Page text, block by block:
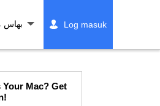
بهاس Log masuk
Mac? Get